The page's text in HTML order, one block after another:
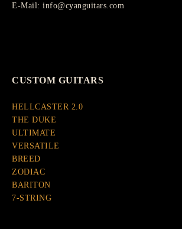
E-Mail: info@cyanguitars.com
CUSTOM GUITARS
HELLCASTER 2.0
THE DUKE
ULTIMATE
VERSATILE
BREED
ZODIAC
BARITON
7-STRING